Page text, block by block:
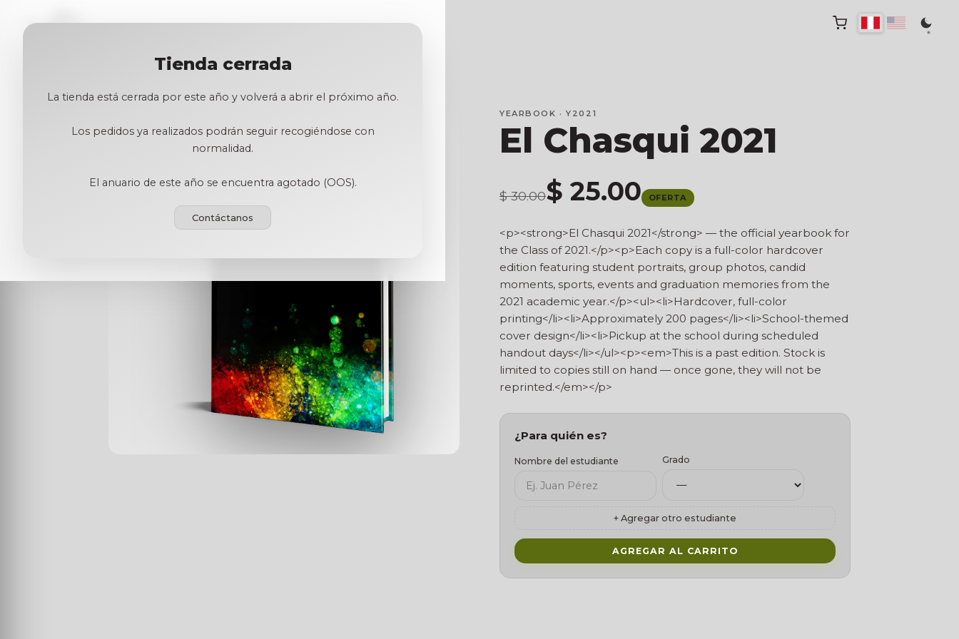
Tienda cerrada
La tienda está cerrada por este año y volverá a abrir el próximo año.
Los pedidos ya realizados podrán seguir recogiéndose con
normalidad.
El anuario de este año se encuentra agotado (OOS).
Contáctanos
YEARBOOK · Y2021
El Chasqui 2021
$ 30.00$ 25.00 OFERTA
<p><strong>El Chasqui 2021</strong> — the official yearbook for
the Class of 2021.</p><p>Each copy is a full-color hardcover
edition featuring student portraits, group photos, candid
moments, sports, events and graduation memories from the
2021 academic year.</p><ul><li>Hardcover, full-color
printing</li><li>Approximately 200 pages</li><li>School-themed
cover design</li><li>Pickup at the school during scheduled
handout days</li></ul><p><em>This is a past edition. Stock is
limited to copies still on hand — once gone, they will not be
reprinted.</em></p>
¿Para quién es?
Nombre del estudiante Grado
+ Agregar otro estudiante
AGREGAR AL CARRITO